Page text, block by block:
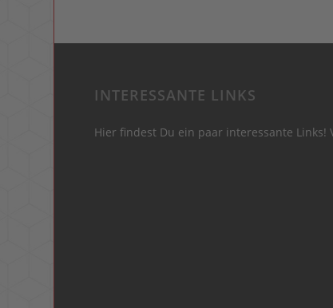
INTERESSANTE LINKS
Hier findest Du ein paar interessante Links!